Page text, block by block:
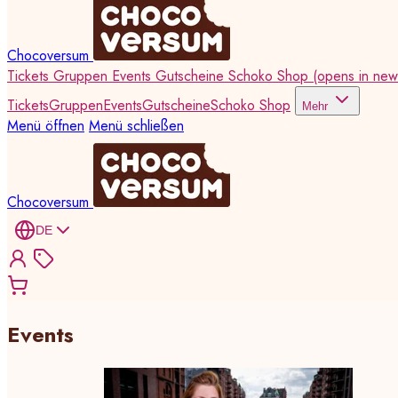
Chocoversum
Tickets Gruppen Events Gutscheine Schoko Shop (opens in
TicketsGruppenEventsGutscheineSchoko Shop Mehr
Menü öffnen Menü schließen
Chocoversum
DE
Events